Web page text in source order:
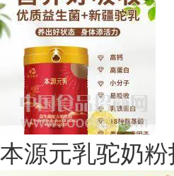
并不占什么优
市场上更多的
时机了！加盟
政策的陆续推
渐迈向成熟，已
本源元乳驼奶